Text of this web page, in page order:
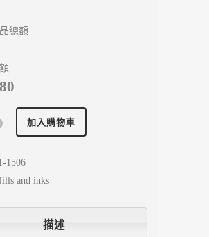
總額
加入購物車
1506
and inks
描述